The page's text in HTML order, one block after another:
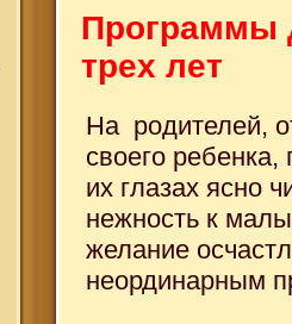
Программы
трех лет
На родителей,
своего ребенка,
их глазах ясно
нежность к
желание
неординарным